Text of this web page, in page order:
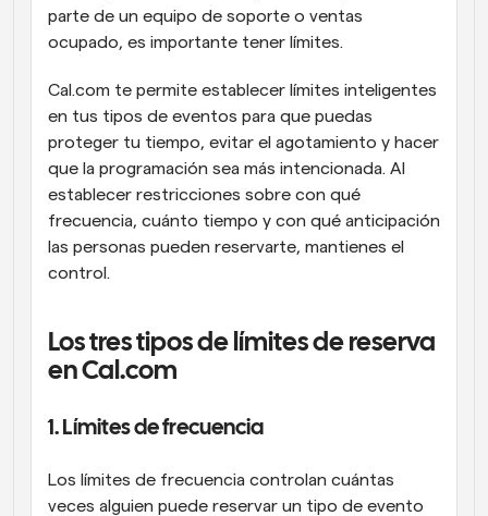
parte de un equipo de soporte o ventas
ocupado, es importante tener límites.
Cal.com te permite establecer límites inteligentes
en tus tipos de eventos para que puedas
proteger tu tiempo, evitar el agotamiento y hacer
que la programación sea más intencionada. Al
establecer restricciones sobre con qué
frecuencia, cuánto tiempo y con qué anticipación
las personas pueden reservarte, mantienes el
control.
Los tres tipos de límites de reserva
en Cal.com
1. Límites de frecuencia
Los límites de frecuencia controlan cuántas
veces alguien puede reservar un tipo de evento